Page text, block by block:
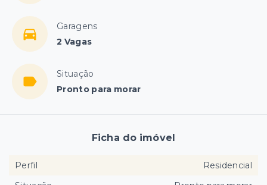
Garagens
2 Vagas
Situação
Pronto para morar
Ficha do imóvel
Perfil
Residencial